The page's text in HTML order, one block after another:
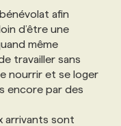
afin
d’être une
même
travailler sans
nourrir et se loger
encore par des
arrivants sont